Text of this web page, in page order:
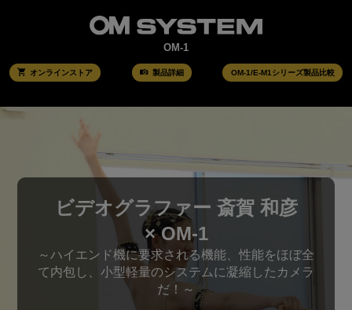
OM-1
オンラインストア 製品詳細 OM-1/E-M1シリーズ製品比較
ビデオグラファー 斎賀 和彦
× OM-1
～ハイエンド機に要求される機能、性能をほぼ全
て内包し、小型軽量のシステムに凝縮したカメラ
だ！～